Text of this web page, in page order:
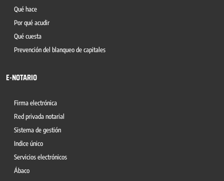
Qué hace
Por qué acudir
Qué cuesta
Prevención del blanqueo de capitales
E-NOTARIO
Firma electrónica
Red privada notarial
Sistema de gestión
Indice único
Servicios electrónicos
Ábaco